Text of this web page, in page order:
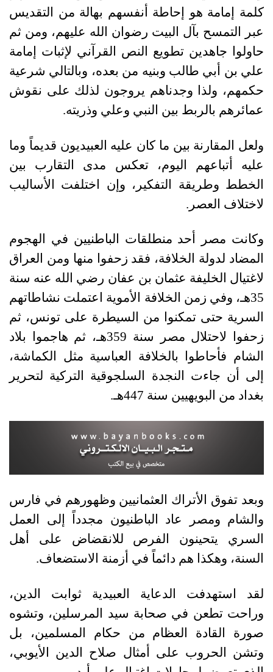
كلمة إمامة هو إحاطة أنفسهم بهالة من التقديس
عبر التمسح بآل البيت رضوان الله عليهم، ومن ثم
حاولوا جاهدين تطويع النص القرآني لإثبات إمامة
علي بن أبي طالب وبنيه من بعده، وبالتالي شرعية
حكمهم، ولذا وجدناهم يروجون لذلك على نقوش
عمائرهم بالربط بين النبي وعلي وذريته.
ولعل المقارنة بين ما كان عليه العبيديون قديماً وما
عليه أتباعهم اليوم، تعكس مدى التقارب بين
الخطط وطريقة التفكير، وإن اختلفت الأساليب
لاختلاف العصر.
وكانت مصر أحد منطلقات الباطنيين في الهجوم
المضاد لدولة الخلافة، فقد زحفوا منها ومن العراق
لاغتيال الخليفة عثمان بن عفان رضي الله عنه سنة
35هـ، وفي زمن الخلافة الأموية اعتملت نشاطاتهم
السرية حتى تمكنوا من السيطرة على تونس، ثم
زحفوا لاحتلال مصر سنة 359هـ، ثم هاجموا بلاد
الشام فأحاطوا بالخلافة العباسية مثل الكماشة،
إلى أن جاءت النجدة السلجوقية التركية لتحرير
بغداد من البويهيين سنة 447هـ.
وبعد تفوق الأتراك العثمانيين وظهورهم في فارس
والشام ومصر عاد الباطنيون مجدداً إلى العمل
السري يتحينون الفرص للانقضاض على أهل
السنة، وهكذا هم دائماً في أزمنة الاستضعاف.
لقد استهدفت الدعاية العبيدية ثوابت الدين،
وراحت تطعن في صحابة سيد المرسلين، وتشوه
صورة القادة العظام من حكام المسلمين، بل
وتشن الحروب على أمثال صلاح الدين الأيوبي،